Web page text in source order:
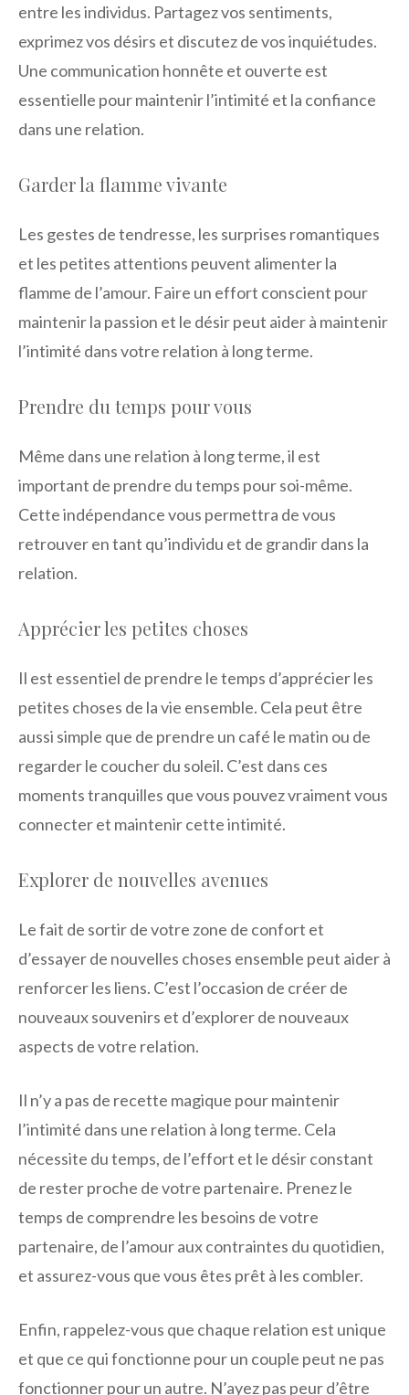
entre les individus. Partagez vos sentiments,
exprimez vos désirs et discutez de vos inquiétudes.
Une communication honnête et ouverte est
essentielle pour maintenir l’intimité et la confiance
dans une relation.
Garder la flamme vivante
Les gestes de tendresse, les surprises romantiques
et les petites attentions peuvent alimenter la
flamme de l’amour. Faire un effort conscient pour
maintenir la passion et le désir peut aider à maintenir
l’intimité dans votre relation à long terme.
Prendre du temps pour vous
Même dans une relation à long terme, il est
important de prendre du temps pour soi-même.
Cette indépendance vous permettra de vous
retrouver en tant qu’individu et de grandir dans la
relation.
Apprécier les petites choses
Il est essentiel de prendre le temps d’apprécier les
petites choses de la vie ensemble. Cela peut être
aussi simple que de prendre un café le matin ou de
regarder le coucher du soleil. C’est dans ces
moments tranquilles que vous pouvez vraiment vous
connecter et maintenir cette intimité.
Explorer de nouvelles avenues
Le fait de sortir de votre zone de confort et
d’essayer de nouvelles choses ensemble peut aider à
renforcer les liens. C’est l’occasion de créer de
nouveaux souvenirs et d’explorer de nouveaux
aspects de votre relation.
Il n’y a pas de recette magique pour maintenir
l’intimité dans une relation à long terme. Cela
nécessite du temps, de l’effort et le désir constant
de rester proche de votre partenaire. Prenez le
temps de comprendre les besoins de votre
partenaire, de l’amour aux contraintes du quotidien,
et assurez-vous que vous êtes prêt à les combler.
Enfin, rappelez-vous que chaque relation est unique
et que ce qui fonctionne pour un couple peut ne pas
fonctionner pour un autre. N’ayez pas peur d’être